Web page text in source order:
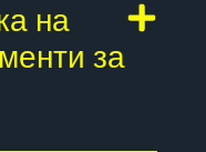
на
за